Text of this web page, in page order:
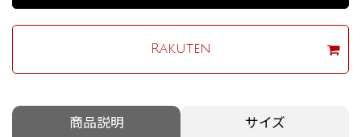
Rakuten
商品説明 サイズ